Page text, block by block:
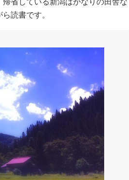
省している新潟はかなりの田舎な
読書です。